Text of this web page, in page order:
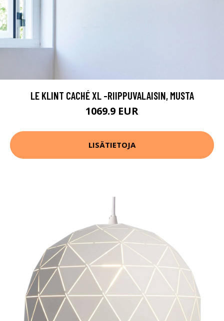
LE KLINT CACHÉ XL -RIIPPUVALAISIN, MUSTA
1069.9 EUR
LISÄTIETOJA